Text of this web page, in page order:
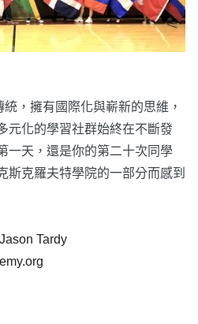
，擁有國際化與嶄新的思維，
元化的學習社群始終在不斷發
一天，還是你的第二十次同學
斯克羅夫特學院的一部分而感到
Tardy